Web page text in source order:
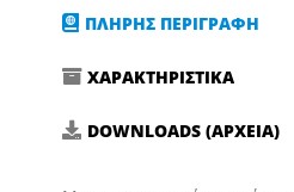
ΠΛΗΡΗΣ ΠΕΡΙΓΡΑΦΗ
ΧΑΡΑΚΤΗΡΙΣΤΙΚΑ
DOWNLOADS (ΑΡΧΕΙΑ)